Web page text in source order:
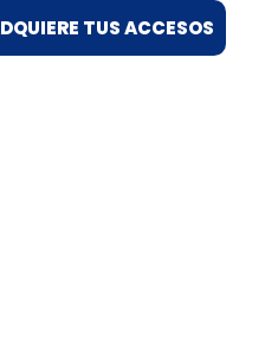
TUS ACCESOS